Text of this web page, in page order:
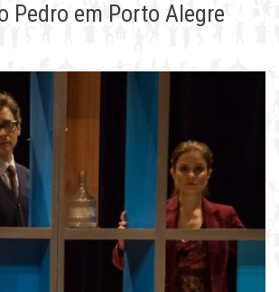
Pedro em Porto Alegre